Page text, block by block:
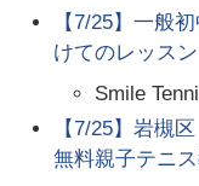
【7/25】一般
けてのレッス
Smile
【7/25】岩槻
無料親子テニ